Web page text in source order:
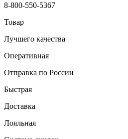
8-800-550-5367
Товар
Лучшего качества
Оперативная
Отправка по России
Быстрая
Доставка
Лояльная